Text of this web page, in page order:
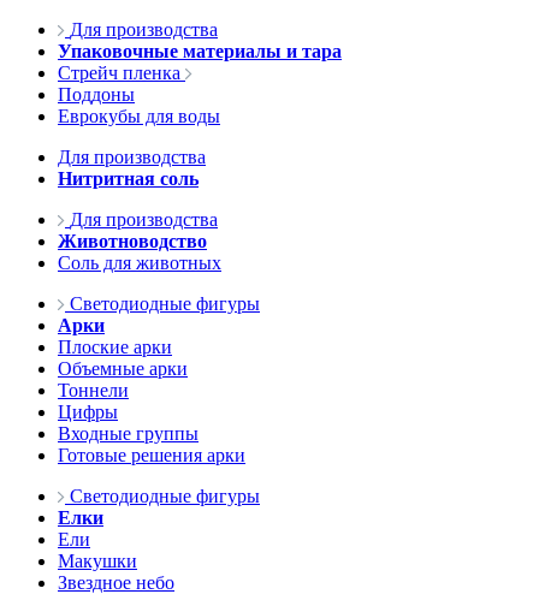
Для производства
Упаковочные материалы и тара
Стрейч пленка
Поддоны
Еврокубы для воды
Для производства
Нитритная соль
Для производства
Животноводство
Соль для животных
Светодиодные фигуры
Арки
Плоские арки
Объемные арки
Тоннели
Цифры
Входные группы
Готовые решения арки
Светодиодные фигуры
Елки
Ели
Макушки
Звездное небо